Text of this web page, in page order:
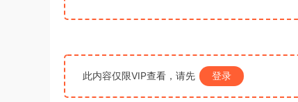
此内容仅限VIP查看，请先 登录